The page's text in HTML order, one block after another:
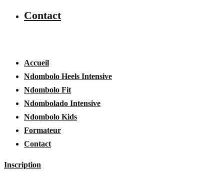
Contact
Accueil
Ndombolo Heels Intensive
Ndombolo Fit
Ndombolado Intensive
Ndombolo Kids
Formateur
Contact
Inscription